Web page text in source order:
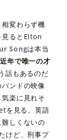
変わらず機
見るとElton
Songは本当
年で唯一の才
話もあるのだ
ンドの映像
楽に見れそ
を見る。英語
しくないの
けど、刑事プ